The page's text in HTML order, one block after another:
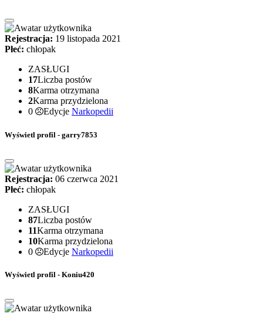
Rejestracja: 19 listopada 2021
Płeć: chłopak
ZASŁUGI
17Liczba postów
8Karma otrzymana
2Karma przydzielona
0
Edycje Narkopedii
Wyświetl profil - garry7853
Rejestracja: 06 czerwca 2021
Płeć: chłopak
ZASŁUGI
87Liczba postów
11Karma otrzymana
10Karma przydzielona
0
Edycje Narkopedii
Wyświetl profil - Koniu420